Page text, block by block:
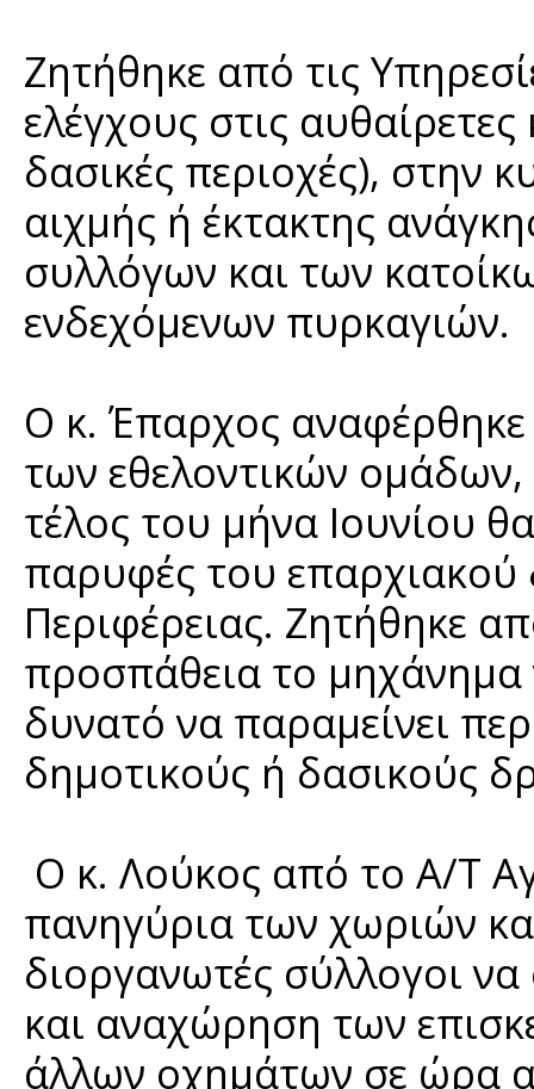
Ζητήθηκε από τις
ελέγχους στις
δασικές περιοχές), στην
αιχμής ή έκτακτης
συλλόγων και των
ενδεχόμενων πυρκαγιών.
Ο κ. Έπαρχος αναφέρθηκε
των εθελοντικών ομάδων,
τέλος του μήνα Ιουνίου
παρυφές του
Περιφέρειας. Ζητήθηκε
προσπάθεια το μηχάνημα
δυνατό να παραμείνει
δημοτικούς ή δασικούς
Ο κ. Λούκος από το Α/Τ
πανηγύρια των χωριών
διοργανωτές σύλλογοι
και αναχώρηση των
άλλων οχημάτων σε ώρα